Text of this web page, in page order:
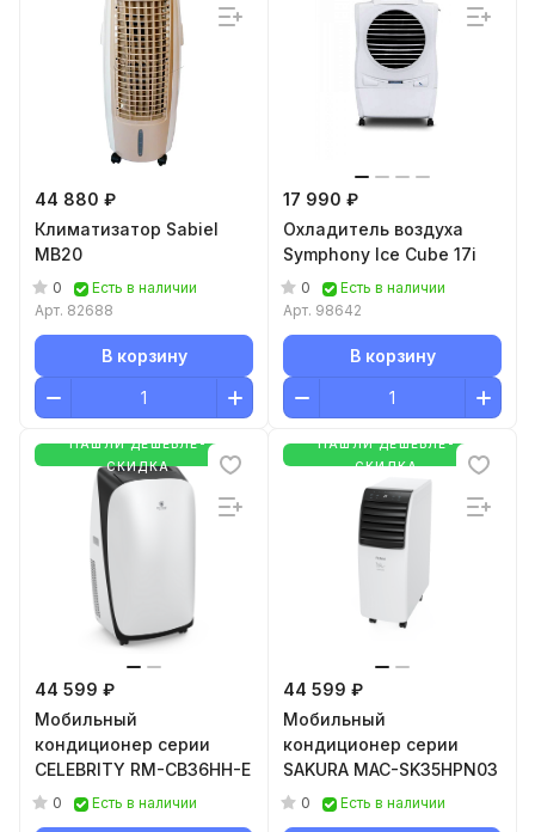
44 880 ₽
Климатизатор Sabiel
MB20
0
Есть в наличии
Арт. 82688
В корзину
17 990 ₽
Охладитель воздуха
Symphony Ice Cube 17i
0
Есть в наличии
Арт. 98642
В корзину
НАШЛИ ДЕШЕВЛЕ-
СКИДКА
44 599 ₽
Мобильный
кондиционер серии
CELEBRITY RM-СB36HH-E
0 Есть в наличии
НАШЛИ ДЕШЕВЛЕ-
СКИДКА
44 599 ₽
Мобильный
кондиционер серии
SAKURA MAC-SK35HPN03
0 Есть в наличии